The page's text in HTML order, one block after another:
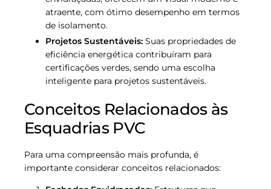
atraente, com ótimo desempenho em termos
de isolamento.
Projetos Sustentáveis: Suas propriedades de
eficiência energética contribuíram para
certificações verdes, sendo uma escolha
inteligente para projetos sustentáveis.
Conceitos Relacionados às
Esquadrias PVC
Para uma compreensão mais profunda, é
importante considerar conceitos relacionados: